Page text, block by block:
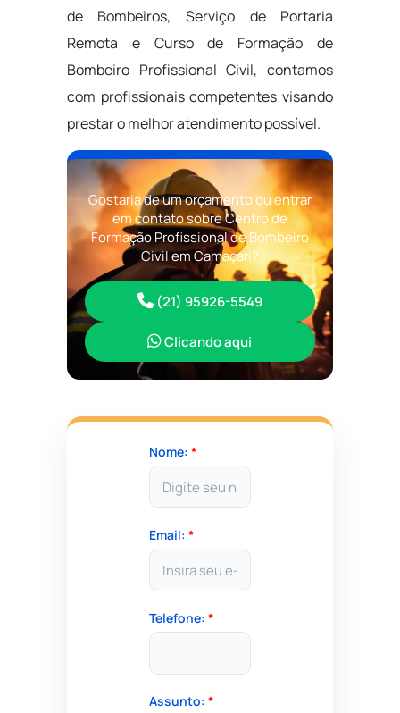
de Bombeiros, Serviço de Portaria
Remota e Curso de Formação de
Bombeiro Profissional Civil, contamos
com profissionais competentes visando
prestar o melhor atendimento possível.
Gostaria de um orçamento ou entrar
em contato sobre Centro de
Formação Profissional de Bombeiro
Civil em Camaçari?
(21) 95926-5549
Clicando aqui
Nome: *
Email: *
Telefone: *
Assunto: *